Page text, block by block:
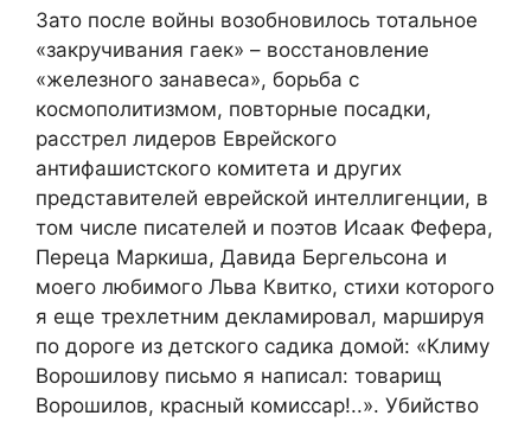
Зато после войны возобновилось тотальное
«закручивания гаек» – восстановление
«железного занавеса», борьба с
космополитизмом, повторные посадки,
расстрел лидеров Еврейского
антифашистского комитета и других
представителей еврейской интеллигенции, в
том числе писателей и поэтов Исаак Фефера,
Переца Маркиша, Давида Бергельсона и
моего любимого Льва Квитко, стихи которого
я еще трехлетним декламировал, маршируя
по дороге из детского садика домой: «Климу
Ворошилову письмо я написал: товарищ
Ворошилов, красный комиссар!..». Убийство